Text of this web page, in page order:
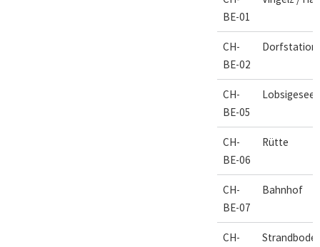
BE-01
CH-
BE-02
Dorfstation
CH-
BE-05
Lobsigesee
CH-
BE-06
Rütte
CH-
BE-07
Bahnhof
CH-